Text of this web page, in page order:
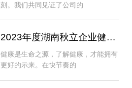
刻。我们共同见证了公司的
2023年度湖南秋立企业健康培训知识讲座
健康是生命之源，了解健康，才能拥有
更好的示来。在快节奏的